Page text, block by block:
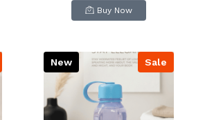
Buy Now
Sale
New